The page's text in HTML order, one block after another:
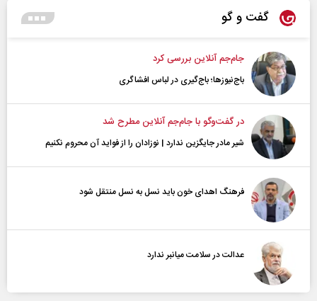
گفت و گو
جام‌جم آنلاین بررسی کرد
باج‌نیوزها؛ باج‌گیری در لباس افشاگری
در گفت‌و‌گو با جام‌جم آنلاین مطرح شد
شیر مادر جایگزین ندارد | نوزادان را از فواید آن محروم نکنیم
فرهنگ اهدای خون باید نسل به نسل منتقل شود
عدالت در سلامت میانبر ندارد